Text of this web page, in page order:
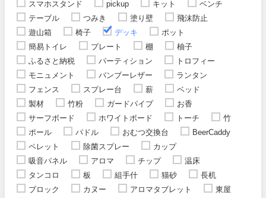
スマホスタンド
pickup キット
ベンチ
テーブル
つみき 塗り壁
飛沫防止
遊山箱
椅子 デッキ
ポット
簡易トイレ
プレート 棚
柚子
ふるさと納税
パーティション
トロフィー
モニュメント
バンブーレザー
ランタン
フェンス
スプレー台 薪
ベッド
製材
竹粉 ガードパイプ
お香
サーフボード
ホワイトボード トーチ
竹
ポール
パドル おむつ交換台
BeerCaddy
ペレット
除菌スプレー
カップ
吸音パネル
アロマ チップ
温床
タンコロ
板 組手什 猫砂
長机
ブロック
カヌー アロマタブレット
東屋